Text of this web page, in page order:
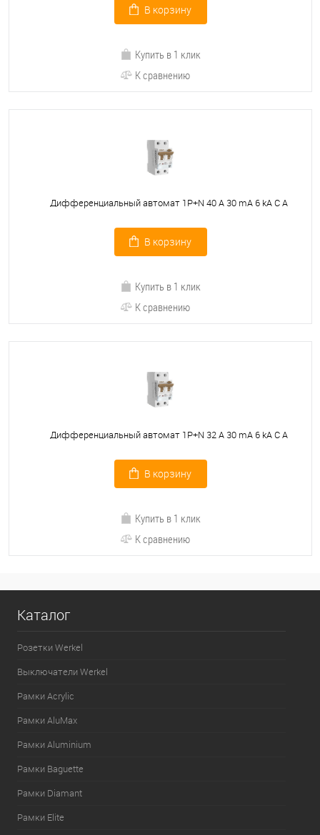
В корзину
Купить в 1 клик
К сравнению
Дифференциальный автомат 1P+N 40 A 30 mA 6 kA C A
В корзину
Купить в 1 клик
К сравнению
Дифференциальный автомат 1P+N 32 A 30 mА 6 kА C А
В корзину
Купить в 1 клик
К сравнению
Каталог
Розетки Werkel
Выключатели Werkel
Рамки Acrylic
Рамки AluMax
Рамки Aluminium
Рамки Baguette
Рамки Diamant
Рамки Elite